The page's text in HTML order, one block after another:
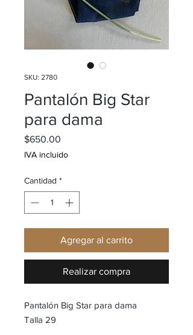
SKU: 2780
Pantalón Big Star
para dama
$650.00
IVA incluido
Cantidad *
Agregar al carrito
Realizar compra
Pantalón Big Star para dama
Talla 29